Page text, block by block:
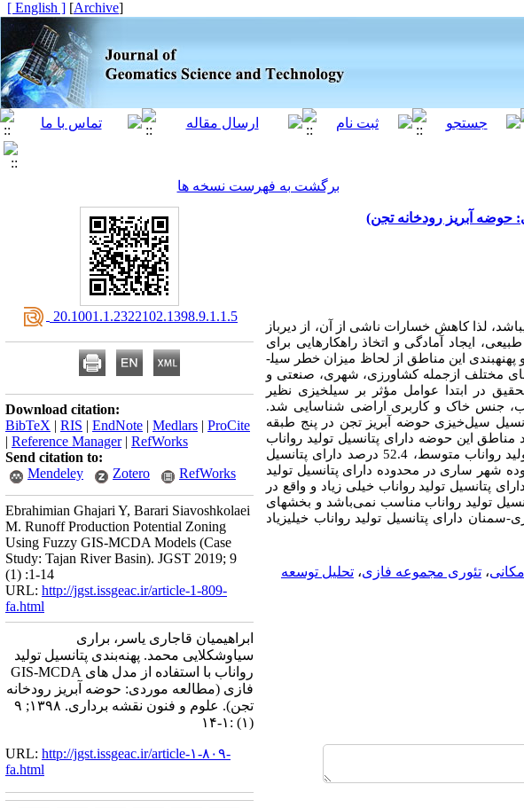
[
Archive
]
[ English ]
برگشت به فهرست نسخه ها
لذا کاهش خسارات ناشی از آن، از دیرباز
ایجاد آمادگی و اتخاذ راهکارهایی برای
کاهش آثار زیان‌بار آن می­باشد. یکی از اقدامات اساسی در این زمینه شناخت مناطق سیل­گیر و پهنه­بندی این مناطق از لحاظ میزان خطر سیل­
مختلف ازجمله کشاورزی، شهری، صنعتی و
در ابتدا عوامل مؤثر بر سیل­خیزی نظیر
جنس خاک و کاربری اراضی شناسایی شد.
سیل‌خیزی حوضه آبریز تجن در پنج طبقه
خیلی کم، ­کم، متوسط، زیاد و خیلی­زیاد تهیه شد. بر این اساس 0.51 درصد مناطق این حوضه دارای پتانسیل تولید رواناب
خیلی­کم، 5.48 درصد مناطق دارای پتانسیل تولید رواناب کم، 29.09 درصد دارای پتانسیل تولید رواناب متوسط، 52.4 درصد دارای پتانسیل
محدوده شهر­ ساری در محدوده دارای پتانسیل تولید
441 روستای منطقه موردمطالعه دارای پتانسیل تولید رواناب خیلی زیاد و واقع در
تولید رواناب مناسب نمی‌باشد و بخش­های
دارای پتانسیل تولید رواناب خیلی­زیاد
، تئوری مجموعه فازی، تحلیل توسعه
‎ 20.1001.1.2322102.1398.9.1.1.5
Download citation:
BibTeX | RIS | EndNote | Medlars | ProCite
| Reference Manager| RefWorks
Send citation to:
Mendeley
Zotero RefWorks
Ebrahimian Ghajari Y, Barari Siavoshkolaei
M. Runoff Production Potential Zoning
Using Fuzzy GIS-MCDA Models (Case
Study: Tajan River Basin). JGST 2019; 9
(1) :1-14
URL: http://jgst.issgeac.ir/article-1-809-
fa.html
ابراهیمیان قاجاری یاسر، براری
سیاوشکلایی محمد. پهنه‌بندی پتانسیل تولید
رواناب با استفاده از مدل های GIS-MCDA
فازی (مطالعه موردی: حوضه آبریز رودخانه
تجن). علوم و فنون نقشه برداری. ۱۳۹۸; ۹
(۱) :۱-۱۴
URL: http://jgst.issgeac.ir/article-۱-۸۰۹-
fa.html